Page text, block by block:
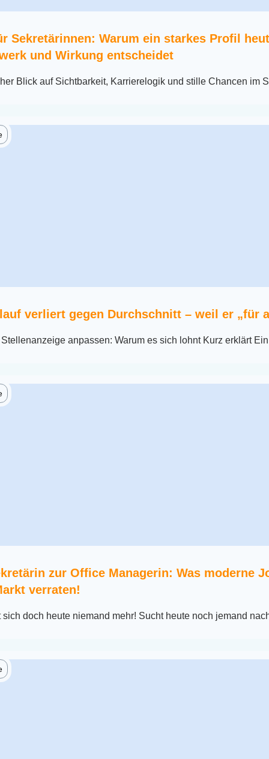
Sekretärinnen: Warum ein starkes Profil
und Wirkung entscheidet
Blick auf Sichtbarkeit, Karrierelogik und stille Chancen im
verliert gegen Durchschnitt – weil er „für
anpassen: Warum es sich lohnt Kurz erklärt
zur Office Managerin: Was moderne
verraten!
doch heute niemand mehr! Sucht heute noch jemand